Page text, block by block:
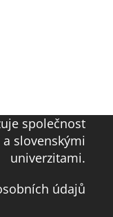
společnost
slovenskými
univerzitami.
údajů